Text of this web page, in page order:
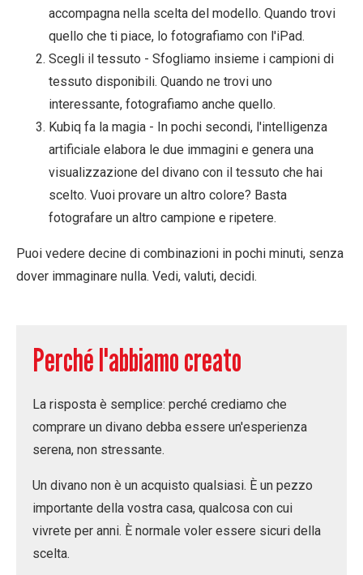
accompagna nella scelta del modello. Quando trovi
quello che ti piace, lo fotografiamo con l'iPad.
Scegli il tessuto - Sfogliamo insieme i campioni di
tessuto disponibili. Quando ne trovi uno
interessante, fotografiamo anche quello.
Kubiq fa la magia - In pochi secondi, l'intelligenza
artificiale elabora le due immagini e genera una
visualizzazione del divano con il tessuto che hai
scelto. Vuoi provare un altro colore? Basta
fotografare un altro campione e ripetere.
Puoi vedere decine di combinazioni in pochi minuti, senza
dover immaginare nulla. Vedi, valuti, decidi.
Perché l'abbiamo creato
La risposta è semplice: perché crediamo che
comprare un divano debba essere un'esperienza
serena, non stressante.
Un divano non è un acquisto qualsiasi. È un pezzo
importante della vostra casa, qualcosa con cui
vivrete per anni. È normale voler essere sicuri della
scelta.